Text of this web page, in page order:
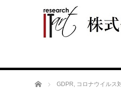
ホーム GDPR, コロナウイルス